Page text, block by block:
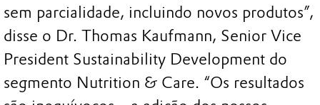
sem parcialidade, incluindo novos produtos”,
disse o Dr. Thomas Kaufmann, Senior Vice
President Sustainability Development do
segmento Nutrition & Care. “Os resultados